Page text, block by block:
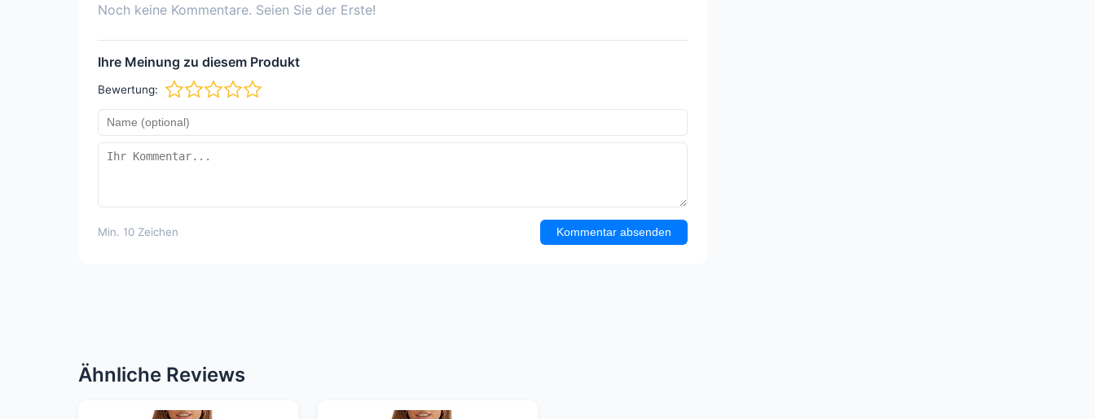
Noch keine Kommentare. Seien Sie der Erste!
Ihre Meinung zu diesem Produkt
Bewertung:
Min. 10 Zeichen Kommentar absenden
Ähnliche Reviews